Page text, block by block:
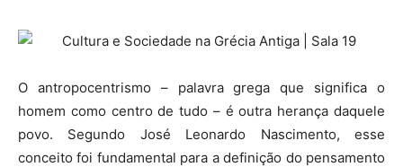
O antropocentrismo – palavra grega que significa o
homem como centro de tudo – é outra herança daquele
povo. Segundo José Leonardo Nascimento, esse
conceito foi fundamental para a definição do pensamento